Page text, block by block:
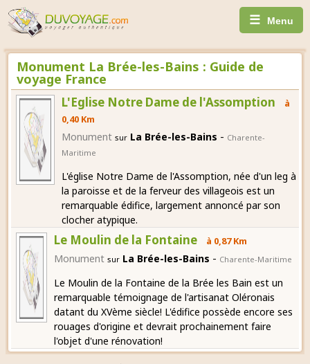
☰ Menu
Monument La Brée-les-Bains : Guide de
voyage France
L'Eglise Notre Dame de l'Assomption
à
0,40 Km
Monument sur La Brée-les-Bains - Charente-
Maritime
L'église Notre Dame de l'Assomption, née d'un leg à
la paroisse et de la ferveur des villageois est un
remarquable édifice, largement annoncé par son
clocher atypique.
Le Moulin de la Fontaine à 0,87 Km
Monument sur La Brée-les-Bains - Charente-Maritime
Le Moulin de la Fontaine de la Brée les Bain est un
remarquable témoignage de l'artisanat Oléronais
datant du XVème siècle! L'édifice possède encore ses
rouages d'origine et devrait prochainement faire
l'objet d'une rénovation!